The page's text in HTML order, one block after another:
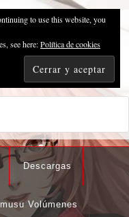
what I do best isn't very
Descargas
Volúmenes
to use this website, you
see here:Política de cookies